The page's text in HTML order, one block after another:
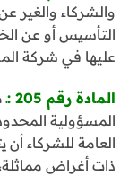
والشركاء والغير
التأسيس أو عن
عليها في شركة
المادة رقم 205 :ـ
المسؤولية
العامة للشركاء
ذات أغراض